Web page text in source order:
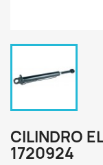
CILINDRO
1720924